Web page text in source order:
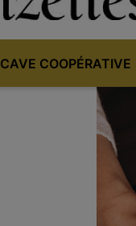
CAVE COOPÉRATIVE